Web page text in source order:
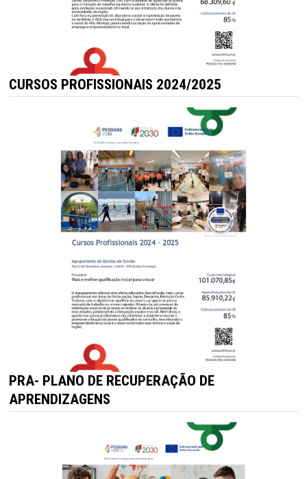
CURSOS PROFISSIONAIS 2024/2025
PRA- PLANO DE RECUPERAÇÃO DE
APRENDIZAGENS